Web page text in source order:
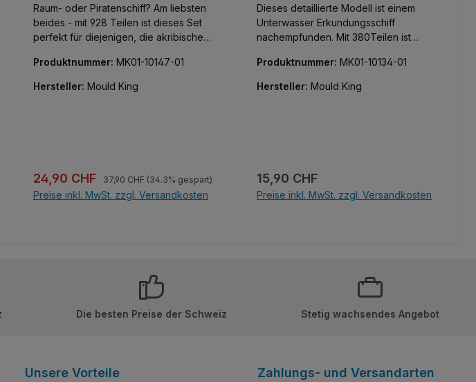
Raum- oder Piratenschiff? Am liebsten
beides - mit 928 Teilen ist dieses Set
perfekt für diejenigen, die akribische
kleinen Modellen schätzen.
Produktnummer: MK01-10147-01
Hersteller: Mould King
Verkaufspreis:
24,90 CHF Regulärer Preis:
37,90 CHF (34.3% gespart)
Preise inkl. MwSt. zzgl. Versandkosten
Dieses detaillierte Modell ist einem
Unterwasser Erkundungsschiff
nachempfunden. Mit 380Teilen ist
akribische Details und Funktionalität
auch bei kleinen Modellen schätzen.
Produktnummer: MK01-10134-01
Hersteller: Mould King
Regulärer Preis:
15,90 CHF
Preise inkl. MwSt. zzgl. Versandkosten
Die besten Preise der Schweiz Stetig wachsendes Angebot
Unsere Vorteile Zahlungs- und Versandarten